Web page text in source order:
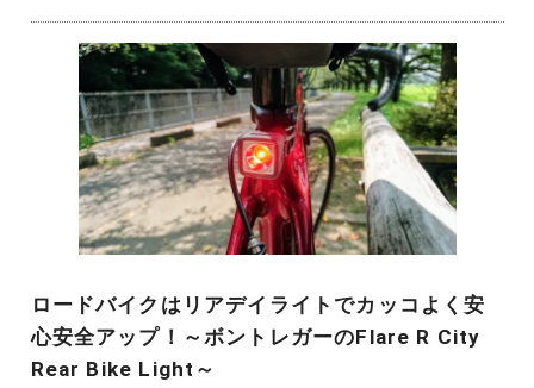
ロードバイクはリアデイライトでカッコよく安
心安全アップ！～ボントレガーのFlare R City
Rear Bike Light～